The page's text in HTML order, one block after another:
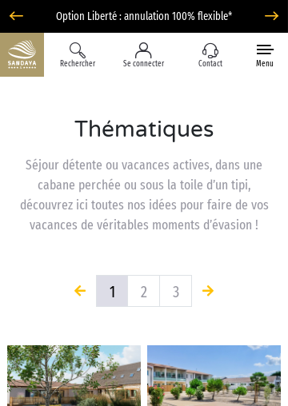
Option Liberté : annulation 100% flexible*
Rechercher Se connecter Contact Menu
Thématiques
Séjour détente ou vacances actives, dans une
cabane perchée ou sous la toile d’un tipi,
découvrez ici toutes nos idées pour faire de vos
vacances de véritables moments d’évasion !
1 2 3